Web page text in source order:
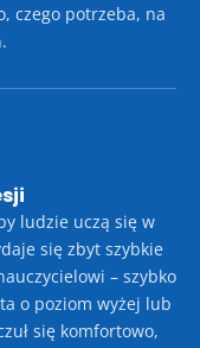
czego potrzeba, na
ludzie uczą się w
się zbyt szybkie
– szybko
o poziom wyżej lub
się komfortowo,